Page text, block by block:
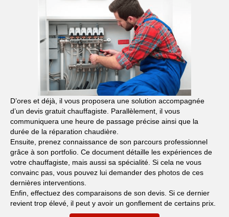
D’ores et déjà, il vous proposera une solution accompagnée
d’un devis gratuit chauffagiste. Parallèlement, il vous
communiquera une heure de passage précise ainsi que la
durée de la réparation chaudière.
Ensuite, prenez connaissance de son parcours professionnel
grâce à son portfolio. Ce document détaille les expériences de
votre chauffagiste, mais aussi sa spécialité. Si cela ne vous
convainc pas, vous pouvez lui demander des photos de ces
dernières interventions.
Enfin, effectuez des comparaisons de son devis. Si ce dernier
revient trop élevé, il peut y avoir un gonflement de certains prix.